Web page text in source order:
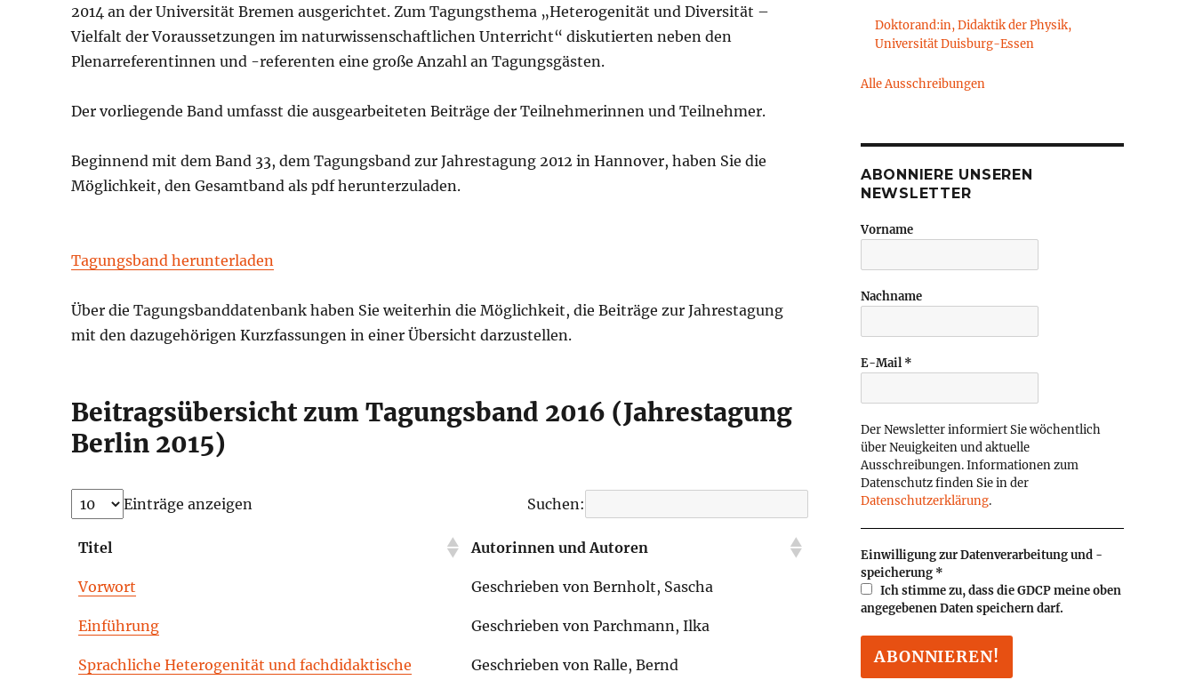
2014 an der Universität Bremen ausgerichtet. Zum Tagungsthema „Heterogenität und Diversität –
Vielfalt der Voraussetzungen im naturwissenschaftlichen Unterricht“ diskutierten neben den
Plenarreferentinnen und -referenten eine große Anzahl an Tagungsgästen.
Der vorliegende Band umfasst die ausgearbeiteten Beiträge der Teilnehmerinnen und Teilnehmer.
Beginnend mit dem Band 33, dem Tagungsband zur Jahrestagung 2012 in Hannover, haben Sie die
Möglichkeit, den Gesamtband als pdf herunterzuladen.
Tagungsband herunterladen
Über die Tagungsbanddatenbank haben Sie weiterhin die Möglichkeit, die Beiträge zur Jahrestagung
mit den dazugehörigen Kurzfassungen in einer Übersicht darzustellen.
Beitragsübersicht zum Tagungsband 2016 (Jahrestagung
Berlin 2015)
Einträge anzeigen Suchen:
Titel
Autorinnen und Autoren
Titel
Autorinnen und Autoren
Vorwort Geschrieben von Bernholt, Sascha
Einführung Geschrieben von Parchmann, Ilka
Sprachliche Heterogenität und fachdidaktische
Geschrieben von Ralle, Bernd
Doktorand:in, Didaktik der Physik,
Universität Duisburg-Essen
Alle Ausschreibungen
ABONNIERE UNSEREN
NEWSLETTER
Vorname
Nachname
E-Mail *
Der Newsletter informiert Sie wöchentlich
über Neuigkeiten und aktuelle
Ausschreibungen. Informationen zum
Datenschutz finden Sie in der
Datenschutzerklärung.
Einwilligung zur Datenverarbeitung und -
speicherung *
Ich stimme zu, dass die GDCP meine oben
angegebenen Daten speichern darf.